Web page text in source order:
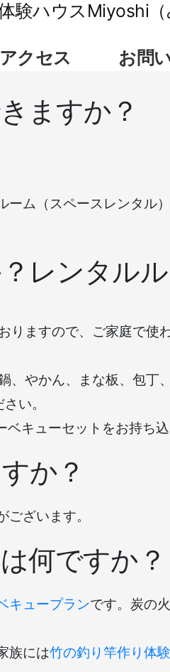
験ハウスMiyoshi（
アクセス
お問
ますか？
ム（スペースレンタル
レンタル
りますので、ご家庭で
、やかん、まな板、包丁
い。
キューセットをお持ち
か？
ざいます。
何ですか？
キュープランです。炭の
族には竹の釣り竿作り体験